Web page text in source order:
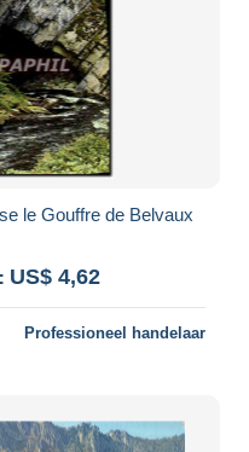
le Gouffre de Belvaux
US$ 4,62
Professioneel handelaar